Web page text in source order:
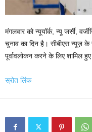
मंगलवार को न्यूयॉर्क, न्यू जर्सी,
चुनाव का दिन है। सीबीएस न्यूज़ के
पूर्वावलोकन करने के लिए शामिल
स्रोत लिंक